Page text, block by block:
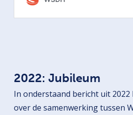
2022: Jubileum
In onderstaand bericht uit 2022
over de samenwerking tussen